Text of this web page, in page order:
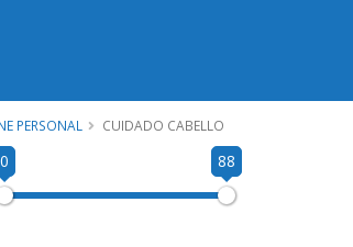
PERSONAL CUIDADO CABELLO
0 88